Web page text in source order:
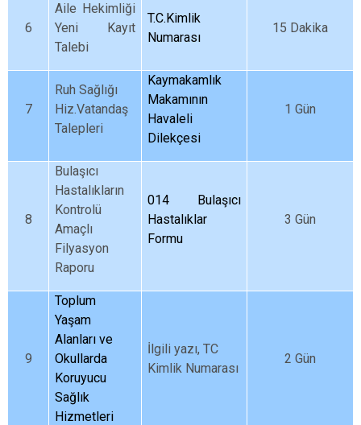
6
Aile Hekimliği
Yeni Kayıt
Talebi
T.C.Kimlik
Numarası
15 Dakika
7
Ruh Sağlığı
Hiz.Vatandaş
Talepleri
Kaymakamlık
Makamının
Havaleli
Dilekçesi
1 Gün
8
Bulaşıcı
Hastalıkların
Kontrolü
Amaçlı
Filyasyon
Raporu
014 Bulaşıcı
Hastalıklar
Formu
3 Gün
9
Toplum
Yaşam
Alanları ve
Okullarda
Koruyucu
Sağlık
Hizmetleri
İlgili yazı, TC
Kimlik Numarası
2 Gün